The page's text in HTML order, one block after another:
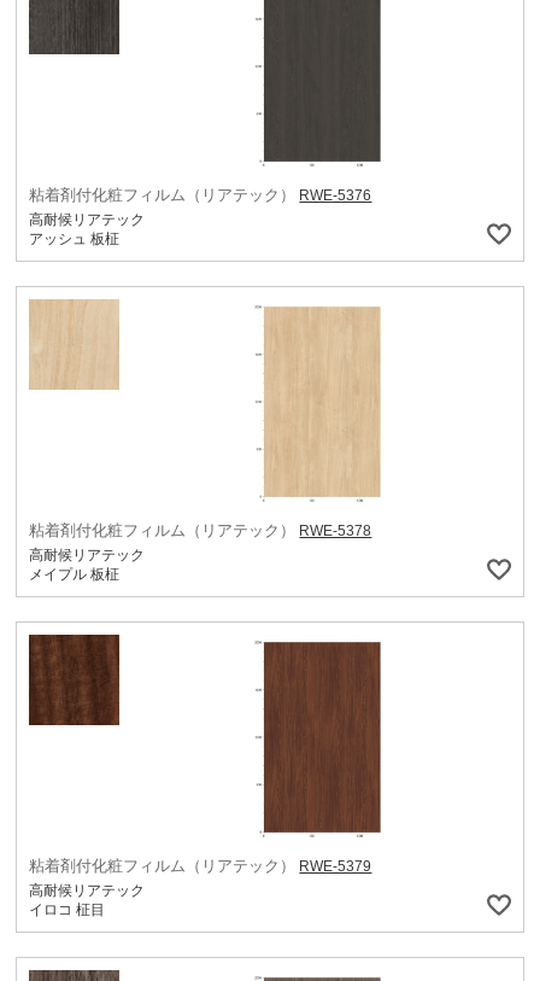
粘着剤付化粧フィルム（リアテック）
RWE-5376
高耐候リアテック
アッシュ 板柾
粘着剤付化粧フィルム（リアテック）
RWE-5378
高耐候リアテック
メイプル 板柾
粘着剤付化粧フィルム（リアテック）
RWE-5379
高耐候リアテック
イロコ 柾目